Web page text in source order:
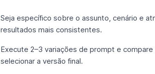
Seja específico sobre o assunto, cenário e
resultados mais consistentes.
Execute 2–3 variações de prompt e
selecionar a versão final.